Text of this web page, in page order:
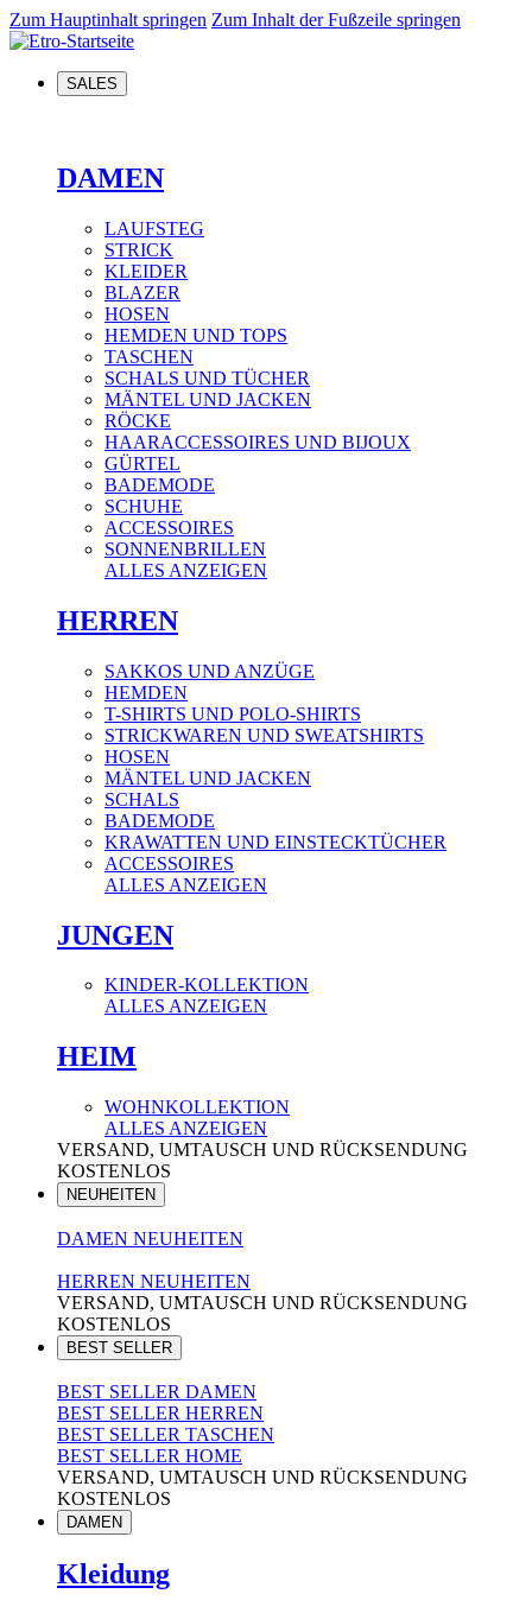
Zum Hauptinhalt springen Zum Inhalt der Fußzeile springen
SALES
DAMEN
LAUFSTEG
STRICK
KLEIDER
BLAZER
HOSEN
HEMDEN UND TOPS
TASCHEN
SCHALS UND TÜCHER
MÄNTEL UND JACKEN
RÖCKE
HAARACCESSOIRES UND BIJOUX
GÜRTEL
BADEMODE
SCHUHE
ACCESSOIRES
SONNENBRILLEN
ALLES ANZEIGEN
HERREN
SAKKOS UND ANZÜGE
HEMDEN
T-SHIRTS UND POLO-SHIRTS
STRICKWAREN UND SWEATSHIRTS
HOSEN
MÄNTEL UND JACKEN
SCHALS
BADEMODE
KRAWATTEN UND EINSTECKTÜCHER
ACCESSOIRES
ALLES ANZEIGEN
JUNGEN
KINDER-KOLLEKTION
ALLES ANZEIGEN
HEIM
WOHNKOLLEKTION
ALLES ANZEIGEN
VERSAND, UMTAUSCH UND RÜCKSENDUNG
KOSTENLOS
NEUHEITEN
DAMEN NEUHEITEN
HERREN NEUHEITEN
VERSAND, UMTAUSCH UND RÜCKSENDUNG
KOSTENLOS
BEST SELLER
BEST SELLER DAMEN
BEST SELLER HERREN
BEST SELLER TASCHEN
BEST SELLER HOME
VERSAND, UMTAUSCH UND RÜCKSENDUNG
KOSTENLOS
DAMEN
Kleidung